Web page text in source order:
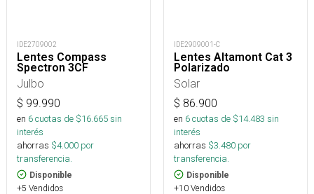
IDE2709002
Lentes Compass
Spectron 3CF
Julbo
$ 99.990
en 6cuotas de $16.665sin
interés
ahorras $4.000 por
transferencia.
Disponible
+5 Vendidos
IDE2909001-C
Lentes Altamont Cat 3
Polarizado
Solar
$ 86.900
en 6cuotas de $14.483 sin
interés
ahorras $3.480 por
transferencia.
Disponible
+10 Vendidos